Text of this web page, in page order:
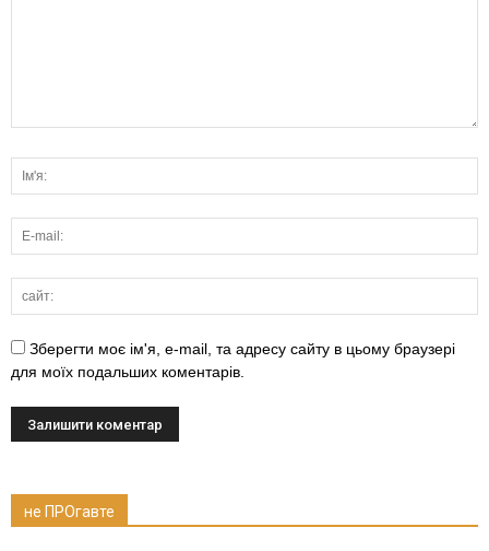
Зберегти моє ім'я, e-mail, та адресу сайту в цьому браузері
для моїх подальших коментарів.
не ПРОгавте